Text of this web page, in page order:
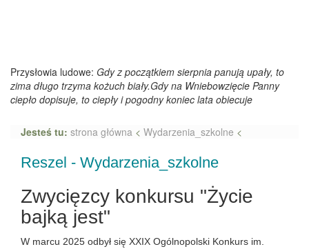
Przysłowia ludowe: Gdy z początkiem sierpnia panują upały, to
zima długo trzyma kożuch biały.Gdy na Wniebowzięcie Panny
ciepło dopisuje, to ciepły i pogodny koniec lata obiecuje
Jesteś tu: strona główna < Wydarzenia_szkolne <
Reszel - Wydarzenia_szkolne
Zwycięzcy konkursu "Życie
bajką jest"
W marcu 2025 odbył się XXIX Ogólnopolski Konkurs im.